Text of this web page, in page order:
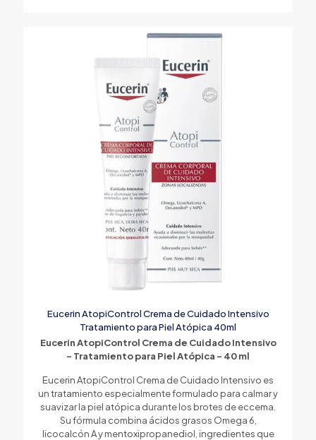
Eucerin AtopiControl Crema de Cuidado Intensivo
Tratamiento para Piel Atópica 40ml
Eucerin AtopiControl Crema de Cuidado Intensivo
– Tratamiento para Piel Atópica – 40 ml
Eucerin AtopiControl Crema de Cuidado Intensivo es
un tratamiento especialmente formulado para calmar y
suavizar la piel atópica durante los brotes de eccema.
Su fórmula combina ácidos grasos Omega 6,
licocalcón A y mentoxipropanediol, ingredientes que